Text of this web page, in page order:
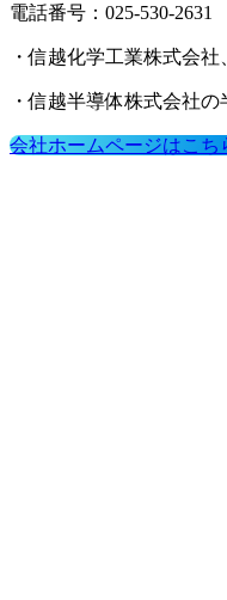
電話番号：025-530-2631
・信越化学工業株式会
・信越半導体株式会社
会社ホームページはこち